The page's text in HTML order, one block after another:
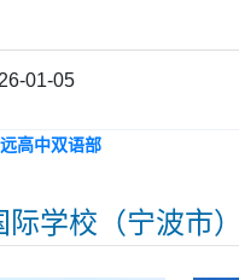
一教师
01-05
高中双语部
学校（宁波市）